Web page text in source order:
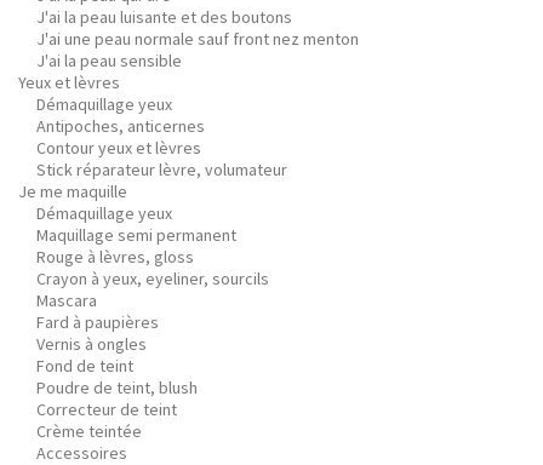
J'ai la peau luisante et des boutons
J'ai une peau normale sauf front nez menton
J'ai la peau sensible
Yeux et lèvres
Démaquillage yeux
Antipoches, anticernes
Contour yeux et lèvres
Stick réparateur lèvre, volumateur
Je me maquille
Démaquillage yeux
Maquillage semi permanent
Rouge à lèvres, gloss
Crayon à yeux, eyeliner, sourcils
Mascara
Fard à paupières
Vernis à ongles
Fond de teint
Poudre de teint, blush
Correcteur de teint
Crème teintée
Accessoires